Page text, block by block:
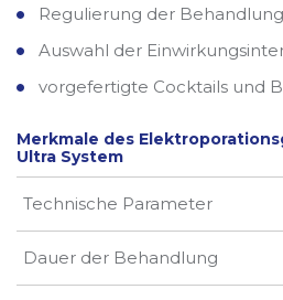
Regulierung der
Auswahl der
vorgefertigte Cocktails und
Merkmale des
Ultra System
Technische Parameter
Dauer der Behandlung